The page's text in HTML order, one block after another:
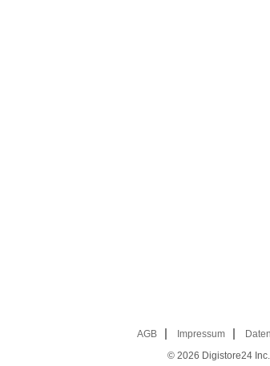
AGB Impressum
© 2026 Digistore24